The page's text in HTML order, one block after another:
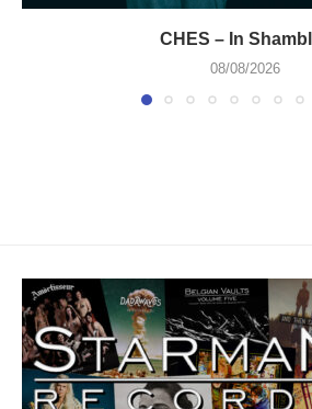
CHES – In
08/08/2026